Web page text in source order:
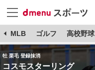
MLB ゴルフ 高校野球
牡 栗毛 登録抹消
コスモスターリング